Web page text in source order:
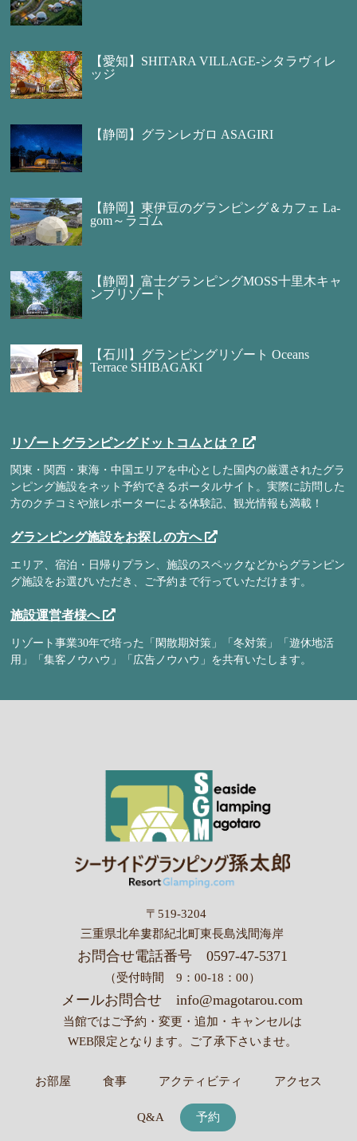
【愛知】SHITARA VILLAGE-シタラヴィレ
ッジ
【静岡】グランレガロ ASAGIRI
【静岡】東伊豆のグランピング＆カフェ La-
gom～ラゴム
【静岡】富士グランピングMOSS十里木キャ
ンプリゾート
【石川】グランピングリゾート Oceans
Terrace SHIBAGAKI
リゾートグランピングドットコムとは？
関東・関西・東海・中国エリアを中心とした国内の厳選されたグラ
ンピング施設をネット予約できるポータルサイト。実際に訪問した
方のクチコミや旅レポーターによる体験記、観光情報も満載！
グランピング施設をお探しの方へ
エリア、宿泊・日帰りプラン、施設のスペックなどからグランピン
グ施設をお選びいただき、ご予約まで行っていただけます。
施設運営者様へ
リゾート事業30年で培った「閑散期対策」「冬対策」「遊休地活
用」「集客ノウハウ」「広告ノウハウ」を共有いたします。
〒519-3204
三重県北牟婁郡紀北町東長島浅間海岸
お問合せ電話番号 0597-47-5371
（受付時間 9：00-18：00）
メールお問合せinfo@magotarou.com
当館ではご予約・変更・追加・キャンセルは
WEB限定となります。
ご了承下さいませ。
お部屋 食事 アクティビティ アクセス
Q&A 予約